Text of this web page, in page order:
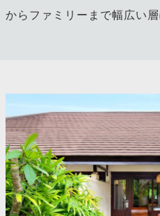
からファミリーまで幅広い